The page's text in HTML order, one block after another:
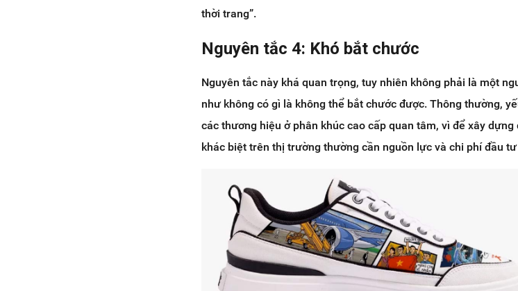
thời trang”.
Nguyên tắc 4: Khó bắt chước
Nguyên tắc này khá quan trọng, tuy nhiên không phải là một
như không có gì là không thể bắt chước được. Thông thường,
các thương hiệu ở phân khúc cao cấp quan tâm, vì để xây
khác biệt trên thị trường thường cần nguồn lực và chi phí đầu